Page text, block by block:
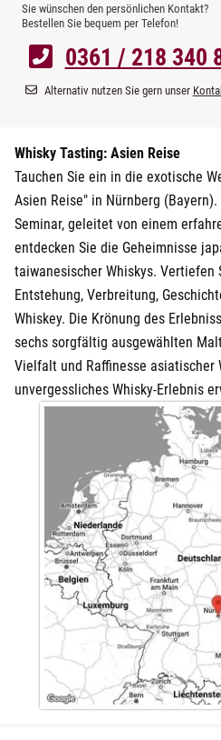
Sie wünschen den persönlichen Kontakt?
Bestellen Sie bequem per Telefon!
0361 / 218 340
Alternativ nutzen Sie gern unser
Whisky Tasting: Asien Reise
Tauchen Sie ein in die exotische
Asien Reise" in Nürnberg
Seminar, geleitet von einem
entdecken Sie die Geheimnisse
taiwanesischer Whiskys. Vertiefen
Entstehung, Verbreitung,
Whiskey. Die Krönung des
sechs sorgfältig ausgewählten
Vielfalt und Raffinesse asiatischer
unvergessliches Whisky-Erlebnis